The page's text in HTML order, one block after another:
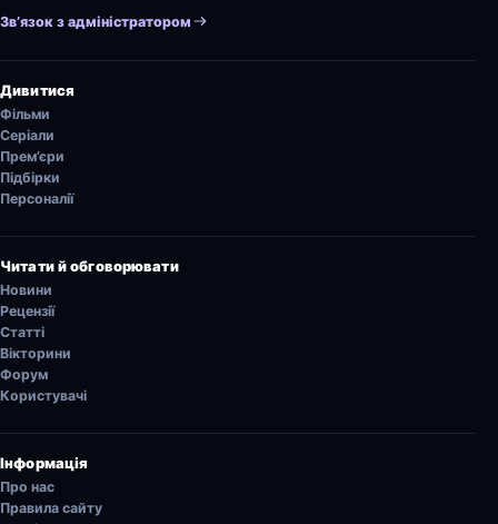
Зв’язок з адміністратором
Дивитися
Фільми
Серіали
Прем’єри
Підбірки
Персоналії
Читати й обговорювати
Новини
Рецензії
Статті
Вікторини
Форум
Користувачі
Інформація
Про нас
Правила сайту